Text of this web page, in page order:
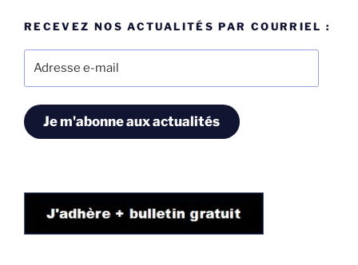
RECEVEZ NOS ACTUALITÉS PAR COURRIEL :
Je m'abonne aux actualités